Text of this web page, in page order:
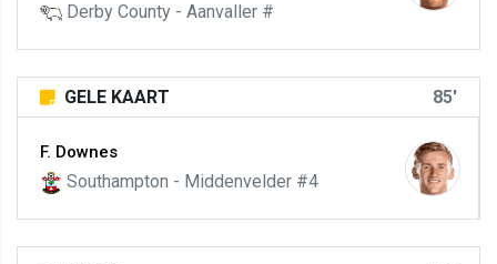
Derby County - Aanvaller #
GELE KAART 85'
F. Downes
Southampton - Middenvelder #4